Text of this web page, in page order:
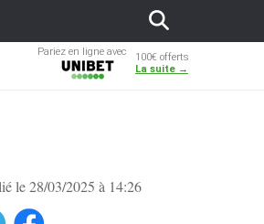
Pariez en ligne avec
100€ offerts
La suite →
le 28/03/2025 à 14:26